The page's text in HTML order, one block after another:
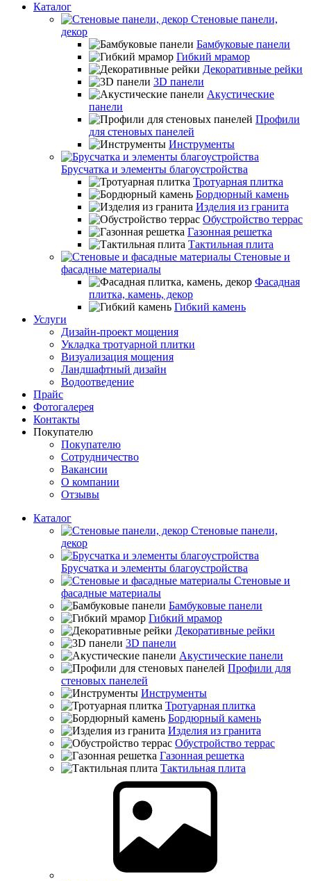
Каталог
Стеновые панели,
декор
Бамбуковые панели
Гибкий мрамор
Декоративные рейки
3D панели
Акустические
панели
Профили
для стеновых панелей
Инструменты
Брусчатка и элементы благоустройства
Тротуарная плитка
Бордюрный камень
Изделия из гранита
Обустройство террас
Газонная решетка
Тактильная плита
Стеновые и
фасадные материалы
Фасадная
плитка, камень, декор
Гибкий камень
Услуги
Дизайн-проект мощения
Укладка тротуарной плитки
Визуализация мощения
Ландшафтный дизайн
Водоотведение
Прайс
Фотогалерея
Контакты
Покупателю
Покупателю
Сотрудничество
Вакансии
О компании
Отзывы
Каталог
Стеновые панели,
декор
Брусчатка и элементы благоустройства
Стеновые и
фасадные материалы
Бамбуковые панели
Гибкий мрамор
Декоративные рейки
3D панели
Акустические панели
Профили для
стеновых панелей
Инструменты
Тротуарная плитка
Бордюрный камень
Изделия из гранита
Обустройство террас
Газонная решетка
Тактильная плита